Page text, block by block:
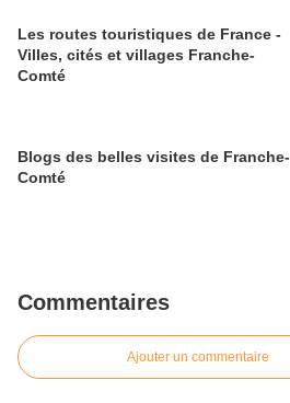
Les routes touristiques de France -
Villes, cités et villages Franche-
Comté
Blogs des belles visites de Franche-
Comté
Commentaires
Ajouter un commentaire